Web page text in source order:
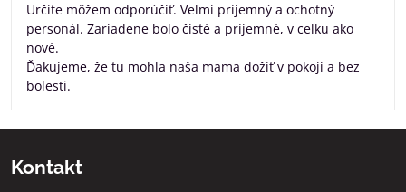
Určite môžem odporúčiť. Veľmi príjemný a ochotný
personál. Zariadene bolo čisté a príjemné, v celku ako
nové.
Ďakujeme, že tu mohla naša mama dožiť v pokoji a bez
bolesti.
Kontakt